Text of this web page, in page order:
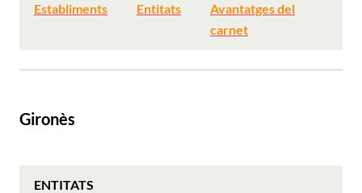
Establiments Entitats
Avantatges del
carnet
Gironès
ENTITATS